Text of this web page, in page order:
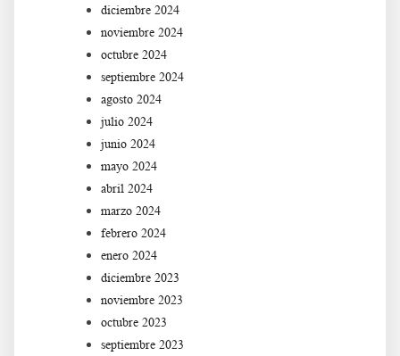
diciembre 2024
noviembre 2024
octubre 2024
septiembre 2024
agosto 2024
julio 2024
junio 2024
mayo 2024
abril 2024
marzo 2024
febrero 2024
enero 2024
diciembre 2023
noviembre 2023
octubre 2023
septiembre 2023